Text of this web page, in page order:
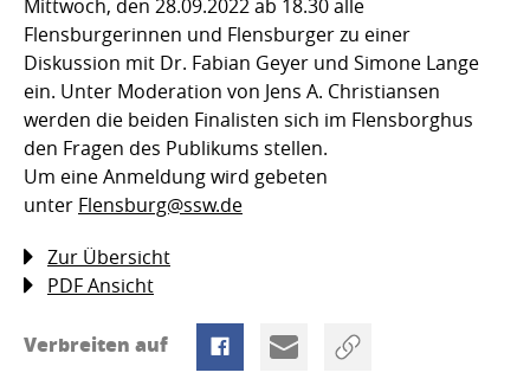
Mittwoch, den 28.09.2022 ab 18.30 alle
Flensburgerinnen und Flensburger zu einer
Diskussion mit Dr. Fabian Geyer und Simone Lange
ein. Unter Moderation von Jens A. Christiansen
werden die beiden Finalisten sich im Flensborghus
den Fragen des Publikums stellen.
Um eine Anmeldung wird gebeten
unter Flensburg@ssw.de
Zur Übersicht
PDF Ansicht
Verbreiten auf